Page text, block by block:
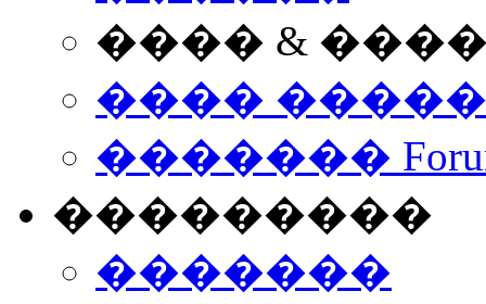
���� &
����
�������
���������
�������